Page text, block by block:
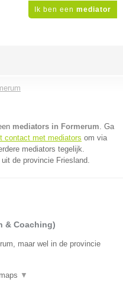
Ik ben een mediator
mediators in Formerum. Ga
contact met mediators om via
mediators tegelijk.
de provincie Friesland.
& Coaching)
maar wel in de provincie
▼